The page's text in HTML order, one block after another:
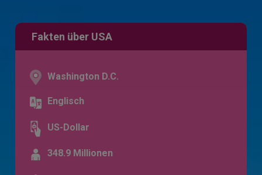
Fakten über USA
Washington D.C.
Englisch
US-Dollar
348.9 Millionen